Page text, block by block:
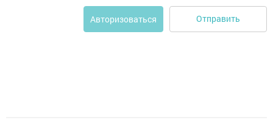
Авторизоваться Отправить